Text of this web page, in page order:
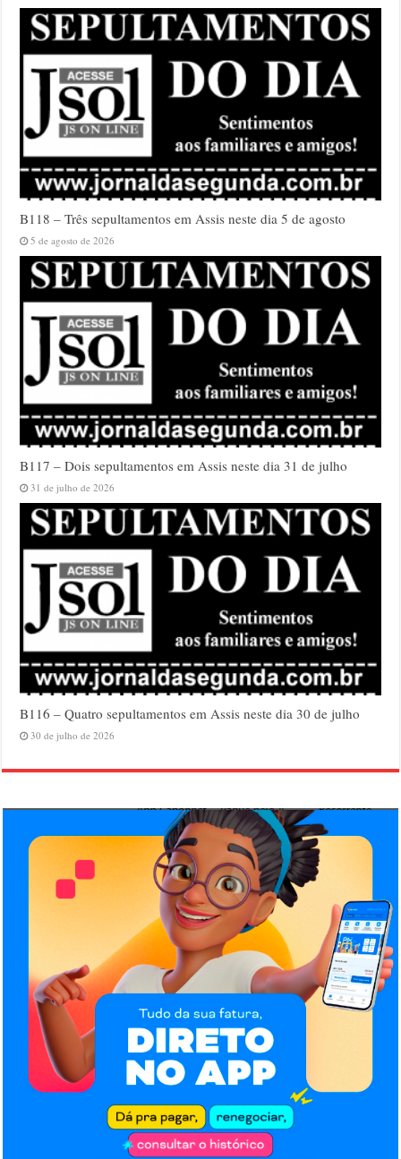
B118 – Três sepultamentos em Assis neste dia 5 de agosto
5 de agosto de 2026
B117 – Dois sepultamentos em Assis neste dia 31 de julho
31 de julho de 2026
B116 – Quatro sepultamentos em Assis neste dia 30 de julho
30 de julho de 2026